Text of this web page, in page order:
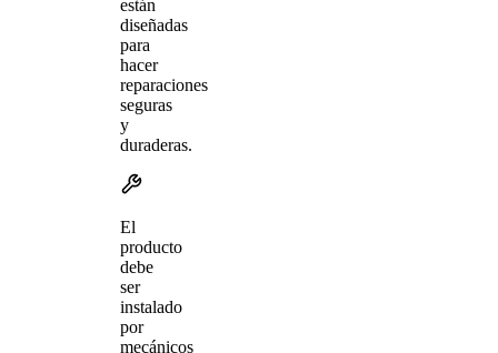
están
diseñadas
para
hacer
reparaciones
seguras
y
duraderas.
El
producto
debe
ser
instalado
por
mecánicos